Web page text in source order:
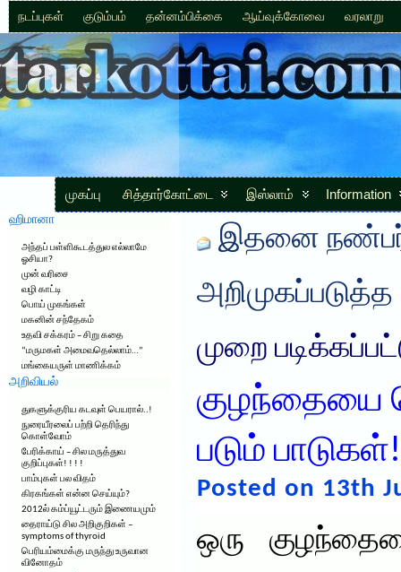
நடப்புகள் குடும்பம் தன்னம்பிக்கை ஆய்வுக்கோவை வரலாறு
முகப்பு சித்தார்கோட்டை இஸ்லாம் Information
ஹிமானா
அந்தப் பள்ளிகூடத்துல எல்லாமே
ஓசியா?
முன் வரிசை
வழி காட்டி
பொய் முகங்கள்
மகனின் சந்தேகம்
உதவி சக்கரம் – சிறு கதை
“மருமகள் அமைவதெல்லாம்…”
மங்கையருள் மாணிக்கம்
அறிவியல்
துகளுக்குரிய கடவுள் பெயரால்..!
நுரையீரலைப் பற்றி தெரிந்து
கொள்வோம்
பேரிக்காய் – சில மருத்துவ
குறிப்புகள்! ! ! !
பாம்புகள் பல விதம்
கிரகங்கள் என்ன செய்யும்?
2012ல் கம்ப்யூட்டரும் இணையமும்
தைராய்டு சில அறிகுறிகள் –
symptoms of thyroid
பெரியம்மைக்கு மருந்து உருவான
வினோதம்
இதனை
அறிமுகப்படுத்த
முறை
குழந்தையை
படும் பாடுகள்!
Posted on 13th
ஒரு